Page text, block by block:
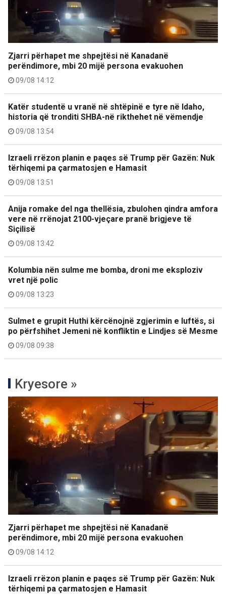
Zjarri përhapet me shpejtësi në Kanadanë
perëndimore, mbi 20 mijë persona evakuohen
09/08 14:12
Katër studentë u vranë në shtëpinë e tyre në Idaho,
historia që tronditi SHBA-në rikthehet në vëmendje
09/08 13:54
Izraeli rrëzon planin e paqes së Trump për Gazën: Nuk
tërhiqemi pa çarmatosjen e Hamasit
09/08 13:51
Anija romake del nga thellësia, zbulohen qindra amfora
vere në rrënojat 2100-vjeçare pranë brigjeve të
Siçilisë
09/08 13:42
Kolumbia nën sulme me bomba, droni me eksploziv
vret një polic
09/08 13:23
Sulmet e grupit Huthi kërcënojnë zgjerimin e luftës, si
po përfshihet Jemeni në konfliktin e Lindjes së Mesme
09/08 09:38
Kryesore »
Zjarri përhapet me shpejtësi në Kanadanë
perëndimore, mbi 20 mijë persona evakuohen
09/08 14:12
Izraeli rrëzon planin e paqes së Trump për Gazën: Nuk
tërhiqemi pa çarmatosjen e Hamasit